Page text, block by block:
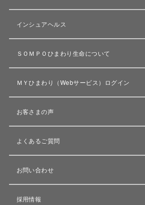
インシュアヘルス
ＳＯＭＰＯひまわり生命について
ＭＹひまわり（Webサービス）ログイン
お客さまの声
よくあるご質問
お問い合わせ
採用情報